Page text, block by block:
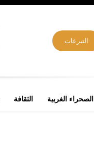
التبرعات
الصحراء الغربية الثقافة